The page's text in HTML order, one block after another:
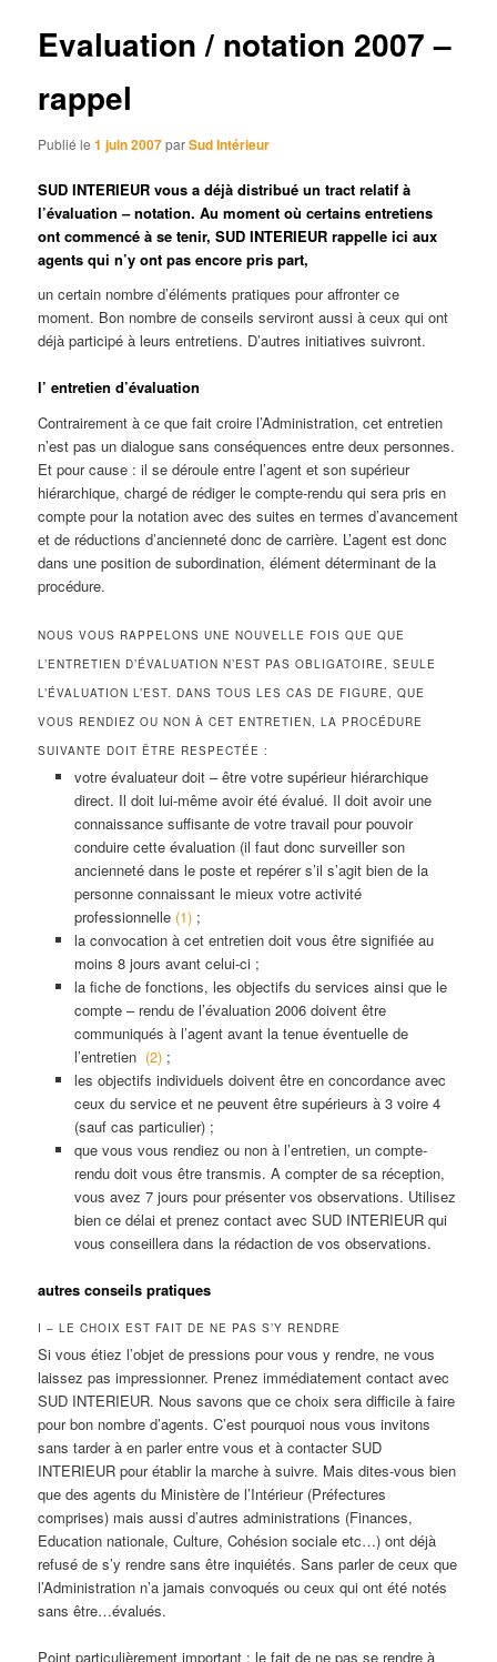
Evaluation / notation 2007 –
rappel
Publié le1 juin 2007parSud Intérieur
SUD INTERIEUR vous a déjà distribué un tract relatif à
l’évaluation – notation. Au moment où certains entretiens
ont commencé à se tenir, SUD INTERIEUR rappelle ici aux
agents qui n’y ont pas encore pris part,
un certain nombre d’éléments pratiques pour affronter ce
moment. Bon nombre de conseils serviront aussi à ceux qui ont
déjà participé à leurs entretiens. D’autres initiatives suivront.
l’ entretien d’évaluation
Contrairement à ce que fait croire l’Administration, cet entretien
n’est pas un dialogue sans conséquences entre deux personnes.
Et pour cause : il se déroule entre l’agent et son supérieur
hiérarchique, chargé de rédiger le compte-rendu qui sera pris en
compte pour la notation avec des suites en termes d’avancement
et de réductions d’ancienneté donc de carrière. L’agent est donc
dans une position de subordination, élément déterminant de la
procédure.
NOUS VOUS RAPPELONS UNE NOUVELLE FOIS QUE QUE
L’ENTRETIEN D’ÉVALUATION N’EST PAS OBLIGATOIRE, SEULE
L’ÉVALUATION L’EST. DANS TOUS LES CAS DE FIGURE, QUE
VOUS RENDIEZ OU NON À CET ENTRETIEN, LA PROCÉDURE
SUIVANTE DOIT ÊTRE RESPECTÉE :
votre évaluateur doit – être votre supérieur hiérarchique
direct. Il doit lui-même avoir été évalué. Il doit avoir une
connaissance suffisante de votre travail pour pouvoir
conduire cette évaluation (il faut donc surveiller son
ancienneté dans le poste et repérer s’il s’agit bien de la
personne connaissant le mieux votre activité
professionnelle (1);
la convocation à cet entretien doit vous être signifiée au
moins 8 jours avant celui-ci ;
la fiche de fonctions, les objectifs du services ainsi que le
compte – rendu de l’évaluation 2006 doivent être
communiqués à l’agent avant la tenue éventuelle de
l’entretien (2);
les objectifs individuels doivent être en concordance avec
ceux du service et ne peuvent être supérieurs à 3 voire 4
(sauf cas particulier) ;
que vous vous rendiez ou non à l’entretien, un compte-
rendu doit vous être transmis. A compter de sa réception,
vous avez 7 jours pour présenter vos observations. Utilisez
bien ce délai et prenez contact avec SUD INTERIEUR qui
vous conseillera dans la rédaction de vos observations.
autres conseils pratiques
I – LE CHOIX EST FAIT DE NE PAS S’Y RENDRE
Si vous étiez l’objet de pressions pour vous y rendre, ne vous
laissez pas impressionner. Prenez immédiatement contact avec
SUD INTERIEUR. Nous savons que ce choix sera difficile à faire
pour bon nombre d’agents. C’est pourquoi nous vous invitons
sans tarder à en parler entre vous et à contacter SUD
INTERIEUR pour établir la marche à suivre. Mais dites-vous bien
que des agents du Ministère de l’Intérieur (Préfectures
comprises) mais aussi d’autres administrations (Finances,
Education nationale, Culture, Cohésion sociale etc…) ont déjà
refusé de s’y rendre sans être inquiétés. Sans parler de ceux que
l’Administration n’a jamais convoqués ou ceux qui ont été notés
sans être…évalués.
Point particulièrement important : le fait de ne pas se rendre à